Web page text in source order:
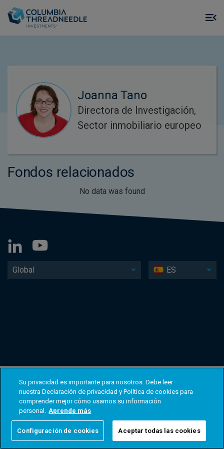
Joanna Tano
Directora de Investigación,
Sector inmobiliario europeo
Fondos relacionados
No data was found
Global ES
Su privacidad es importante para nosotros. Debe leer
nuestra Declaración de privacidad y Política de cookies para
comprender mejor cómo usamos su información
personal. Aprende más
Configuración de cookies Aceptar todas las cookies